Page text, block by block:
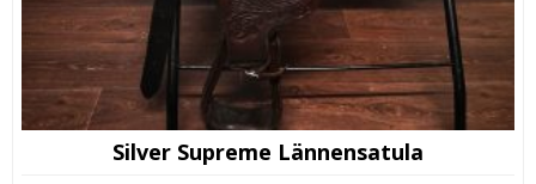
Silver Supreme Lännensatula